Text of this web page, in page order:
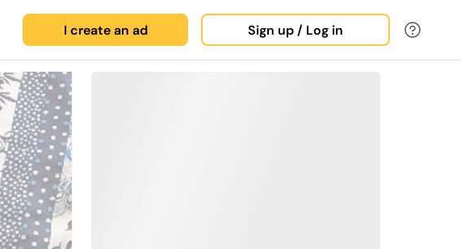
I create an ad Sign up / Log in